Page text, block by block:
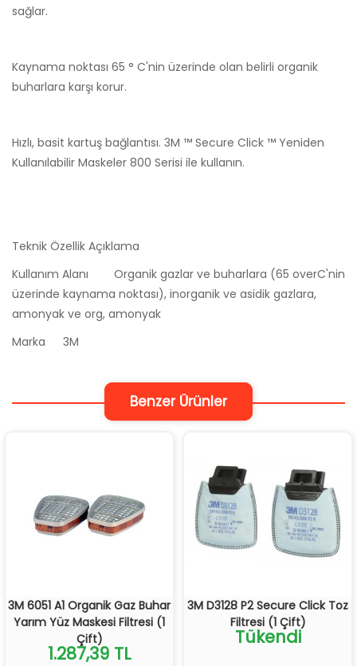
sağlar.
Kaynama noktası 65 ° C'nin üzerinde olan belirli organik
buharlara karşı korur.
Hızlı, basit kartuş bağlantısı. 3M ™ Secure Click ™ Yeniden
Kullanılabilir Maskeler 800 Serisi ile kullanın.
Teknik Özellik Açıklama
Kullanım Alanı
Organik gazlar ve buharlara (65 overC'nin
üzerinde kaynama noktası), inorganik ve asidik gazlara,
amonyak ve org, amonyak
Marka
3M
Benzer Ürünler
3M 6051 A1 Organik Gaz Buhar
Yarım Yüz Maskesi Filtresi (1
Çift)
1.287,39 TL
3M D3128 P2 Secure Click Toz
Filtresi (1 Çift)
Tükendi